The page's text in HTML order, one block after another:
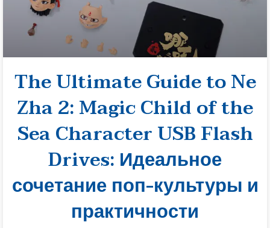
The Ultimate Guide to Ne
Zha 2: Magic Child of the
Sea Character USB Flash
Drives: Идеальное
сочетание поп-культуры и
практичности